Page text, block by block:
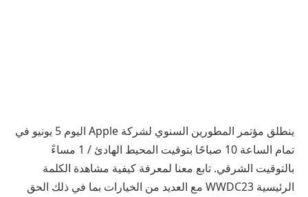
ينطلق مؤتمر المطورين السنوي لشركة Apple اليوم 5 يونيو في
تمام الساعة 10 صباحًا بتوقيت المحيط الهادئ / 1 مساءً
بالتوقيت الشرقي. تابع معنا لمعرفة كيفية مشاهدة الكلمة
الرئيسية WWDC23 مع العديد من الخيارات بما في ذلك الحق